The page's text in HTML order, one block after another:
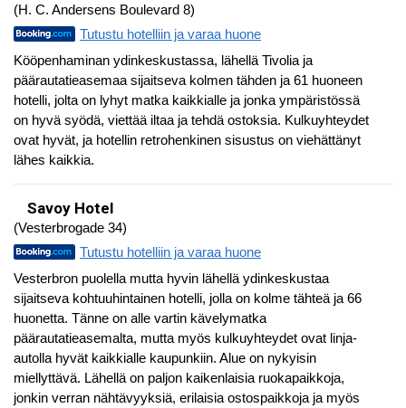
(H. C. Andersens Boulevard 8)
Tutustu hotelliin ja varaa huone
Kööpenhaminan ydinkeskustassa, lähellä Tivolia ja
päärautatieasemaa sijaitseva kolmen tähden ja 61 huoneen
hotelli, jolta on lyhyt matka kaikkialle ja jonka ympäristössä
on hyvä syödä, viettää iltaa ja tehdä ostoksia. Kulkuyhteydet
ovat hyvät, ja hotellin retrohenkinen sisustus on viehättänyt
lähes kaikkia.
Savoy Hotel
(Vesterbrogade 34)
Tutustu hotelliin ja varaa huone
Vesterbron puolella mutta hyvin lähellä ydinkeskustaa
sijaitseva kohtuuhintainen hotelli, jolla on kolme tähteä ja 66
huonetta. Tänne on alle vartin kävelymatka
päärautatieasemalta, mutta myös kulkuyhteydet ovat linja-
autolla hyvät kaikkialle kaupunkiin. Alue on nykyisin
miellyttävä. Lähellä on paljon kaikenlaisia ruokapaikkoja,
jonkin verran nähtävyyksiä, erilaisia ostospaikkoja ja myös